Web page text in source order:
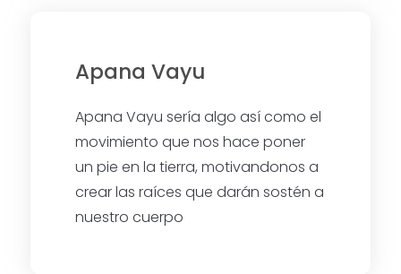
Apana Vayu
Apana Vayu sería algo así como el
movimiento que nos hace poner
un pie en la tierra, motivandonos a
crear las raíces que darán sostén a
nuestro cuerpo